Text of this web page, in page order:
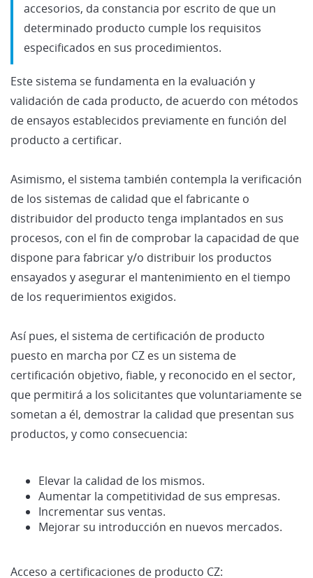
accesorios, da constancia por escrito de que un
determinado producto cumple los requisitos
especificados en sus procedimientos.
Este sistema se fundamenta en la evaluación y
validación de cada producto, de acuerdo con métodos
de ensayos establecidos previamente en función del
producto a certificar.
Asimismo, el sistema también contempla la verificación
de los sistemas de calidad que el fabricante o
distribuidor del producto tenga implantados en sus
procesos, con el fin de comprobar la capacidad de que
dispone para fabricar y/o distribuir los productos
ensayados y asegurar el mantenimiento en el tiempo
de los requerimientos exigidos.
Así pues, el sistema de certificación de producto
puesto en marcha por CZ es un sistema de
certificación objetivo, fiable, y reconocido en el sector,
que permitirá a los solicitantes que voluntariamente se
sometan a él, demostrar la calidad que presentan sus
productos, y como consecuencia:
Elevar la calidad de los mismos.
Aumentar la competitividad de sus empresas.
Incrementar sus ventas.
Mejorar su introducción en nuevos mercados.
Acceso a certificaciones de producto CZ: